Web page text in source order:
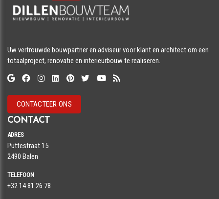
Uw vertrouwde bouwpartner en adviseur voor klant en architect om een
totaalproject, renovatie en interieurbouw te realiseren.
CONTACTEER ONS
CONTACT
ADRES
Puttestraat 15
​​​​​​​2490 Balen
TELEFOON
+32 14 81 26 78